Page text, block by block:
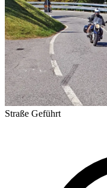
Straße Geführt